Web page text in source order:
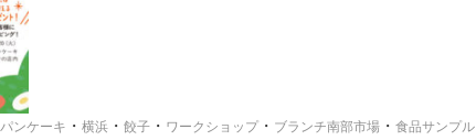
パンケーキ ・ 横浜 ・ 餃子 ・ ワークショップ ・ ブランチ南部市場 ・ 食品サンプル